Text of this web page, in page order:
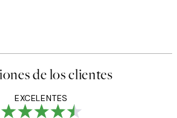
de los clientes
EXCELENTES